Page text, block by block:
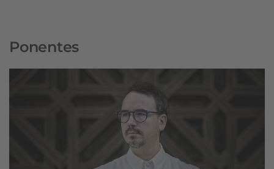
Ponentes